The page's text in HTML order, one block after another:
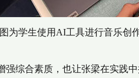
生使用AI工具进行音乐创作
合素质，也让张梁在实践中